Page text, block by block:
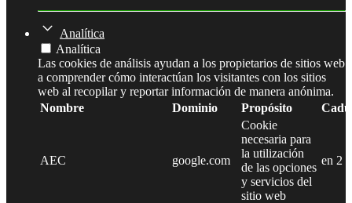
Analítica
Analítica
Las cookies de análisis ayudan a los propietarios de sitios web
a comprender cómo interactúan los visitantes con los sitios
web al recopilar y reportar información de manera anónima.
Nombre
Dominio Propósito
AEC google.com
Cookie
necesaria para
la utilización
de las opciones
y servicios del
sitio web
en 2